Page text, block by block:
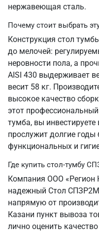
нержавеющая сталь.
Почему стоит выбрать
Конструкция стол
до мелочей:
неровности пола, а
AISI 430 выдерживает
весит 58 кг.
высокое качество
этот
тумба, вы
прослужит долгие годы
функциональных и
Где купить стол-тумбу
Компания ООО «Регион
надежный Стол
напрямую от
Казани пункт вывоза
лично оценить